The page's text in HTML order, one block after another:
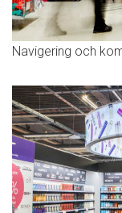
Navigering och